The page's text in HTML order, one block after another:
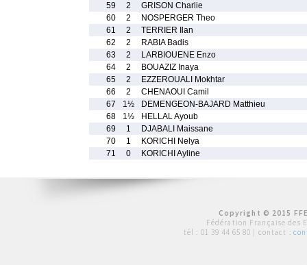
59
2
GRISON Charlie
60
2
NOSPERGER Theo
61
2
TERRIER Ilan
62
2
RABIA Badis
63
2
LARBIOUENE Enzo
64
2
BOUAZIZ Inaya
65
2
EZZEROUALI Mokhtar
66
2
CHENAOUI Camil
67
1½
DEMENGEON-BAJARD Matthieu
68
1½
HELLAL Ayoub
69
1
DJABALI Maissane
70
1
KORICHI Nelya
71
0 KORICHI Ayline
Copyright © 2015
Fédération Française des
tél : 01 39 44 65 80 | contact :